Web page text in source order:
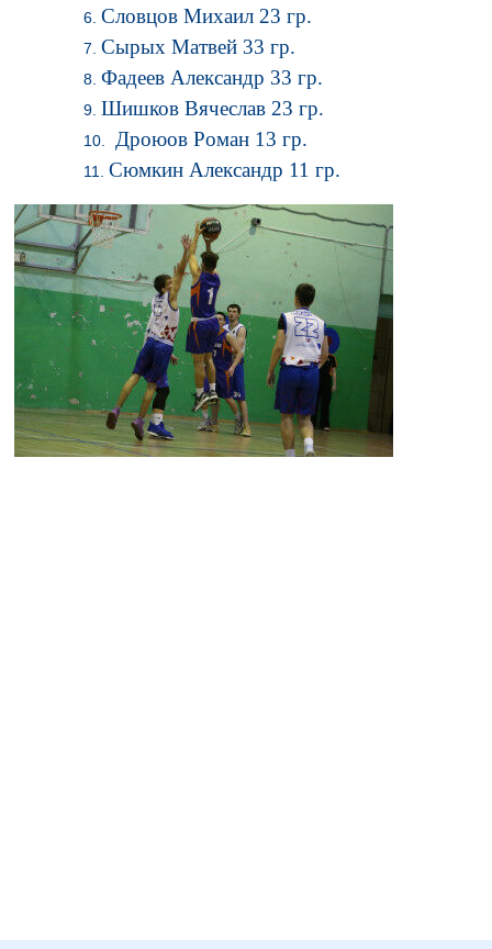
Словцов Михаил 23 гр.
Сырых Матвей 33 гр.
Фадеев Александр 33 гр.
Шишков Вячеслав 23 гр.
Дроюов Роман 13 гр.
Сюмкин Александр 11 гр.